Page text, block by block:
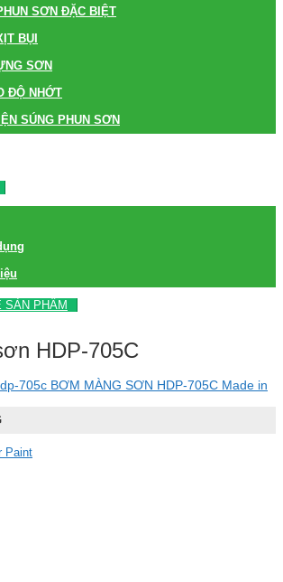
SƠN ĐẶC BIỆT
BỤI
SƠN
ĐỘ NHỚT
SÚNG PHUN SƠN
SẢN PHẨM
HDP-705C
BƠM MÀNG SƠN HDP-705C Made in